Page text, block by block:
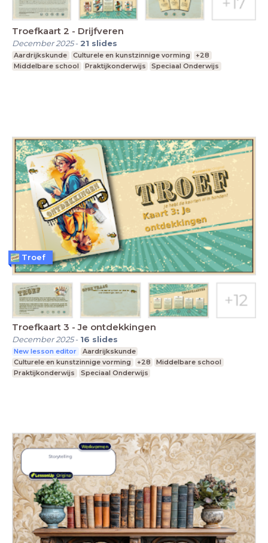
Troefkaart 2 - Drijfveren
December 2025- 21 slides
Aardrijkskunde Culturele en kunstzinnige vorming
+28
Middelbare school
Praktijkonderwijs Speciaal Onderwijs
Troefkaart 3 - Je ontdekkingen
December 2025- 16 slides
New lesson editor
Aardrijkskunde
Culturele en kunstzinnige vorming
+28
Middelbare school
Praktijkonderwijs
Speciaal Onderwijs
Troef